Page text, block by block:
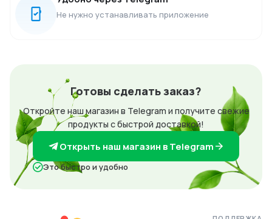
Не нужно устанавливать приложение
Готовы сделать заказ?
Откройте наш магазин в Telegram и получите свежие
продукты с быстрой доставкой!
Открыть наш магазин в Telegram
Это быстро и удобно